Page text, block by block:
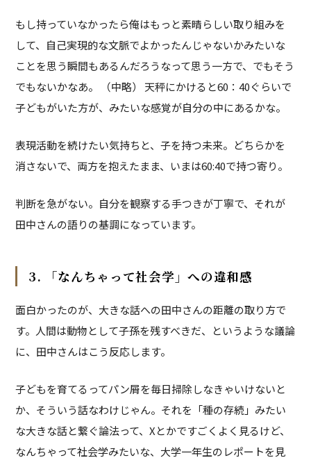
もし持っていなかったら俺はもっと素晴らしい取り組みを
して、自己実現的な文脈でよかったんじゃないかみたいな
ことを思う瞬間もあるんだろうなって思う一方で、でもそう
でもないかなあ。 （中略） 天秤にかけると60：40ぐらいで
子どもがいた方が、みたいな感覚が自分の中にあるかな。
表現活動を続けたい気持ちと、子を持つ未来。どちらかを
消さないで、両方を抱えたまま、いまは60:40で持つ寄り。
判断を急がない。自分を観察する手つきが丁寧で、それが
田中さんの語りの基調になっています。
3. 「なんちゃって社会学」への違和感
面白かったのが、大きな話への田中さんの距離の取り方で
す。人間は動物として子孫を残すべきだ、というような議論
に、田中さんはこう反応します。
子どもを育てるってパン屑を毎日掃除しなきゃいけないと
か、そういう話なわけじゃん。それを「種の存続」みたい
な大きな話と繋ぐ論法って、Xとかですごくよく見るけど、
なんちゃって社会学みたいな、大学一年生のレポートを見